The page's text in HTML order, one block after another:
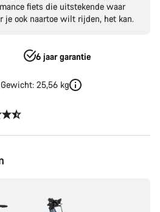
fiets die uitstekende waar
je ook naartoe wilt rijden, het kan.
6 jaar garantie
Gewicht: 25,56 kg